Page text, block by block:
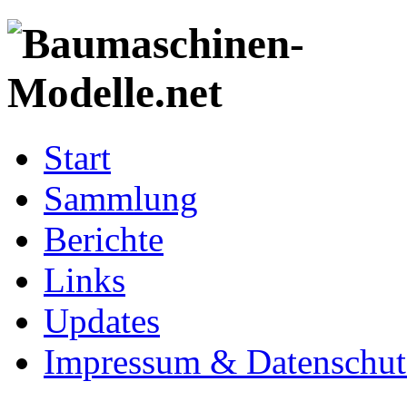
Start
Sammlung
Berichte
Links
Updates
Impressum &